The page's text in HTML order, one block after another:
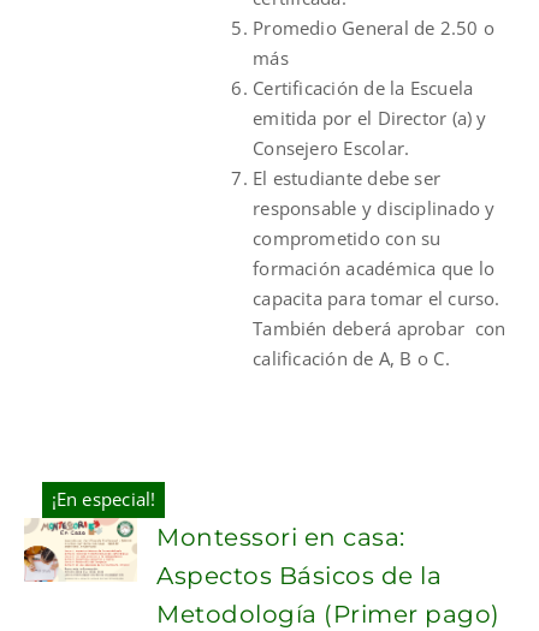
Promedio General de 2.50 o
más
Certificación de la Escuela
emitida por el Director (a) y
Consejero Escolar.
El estudiante debe ser
responsable y disciplinado y
comprometido con su
formación académica que lo
capacita para tomar el curso.
También deberá aprobar con
calificación de A, B o C.
¡En especial!
ADD TO
CART
Montessori en casa:
Aspectos Básicos de la
Metodología (Primer pago)